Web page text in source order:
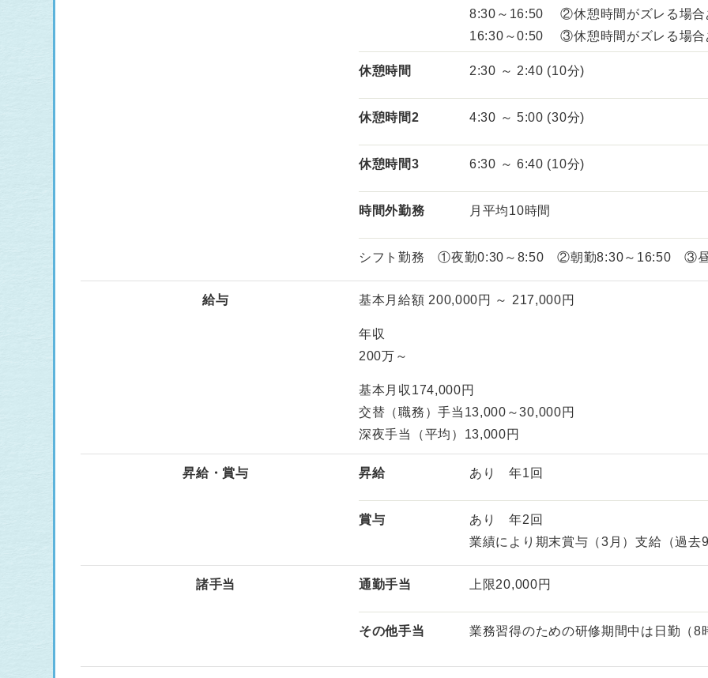
8:30～16:50 ②休憩時間がズレる場合
16:30～0:50 ③休憩時間がズレる場合
休憩時間 2:30 ～ 2:40 (10分)
休憩時間2 4:30 ～ 5:00 (30分)
休憩時間3 6:30 ～ 6:40 (10分)
時間外勤務 月平均10時間
シフト勤務 ①夜勤0:30～8:50 ②朝勤8:30～16:50 ③
給与 基本月給額 200,000円 ～ 217,000円
年収
200万～
基本月収174,000円
交替（職務）手当13,000～30,000円
深夜手当（平均）13,000円
昇給・賞与 昇給 あり 年1回
賞与
あり 年2回
業績により期末賞与（3月）支給（過去
諸手当 通勤手当 上限20,000円
その他手当 業務習得のための研修期間中は日勤（8